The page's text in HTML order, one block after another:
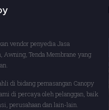
vendor penyedia Jasa
Awning, Tenda Membrane yang
di bidang pemasangan Canopy
di percaya oleh pelanggan, baik
perusahaan dan lain-lain.